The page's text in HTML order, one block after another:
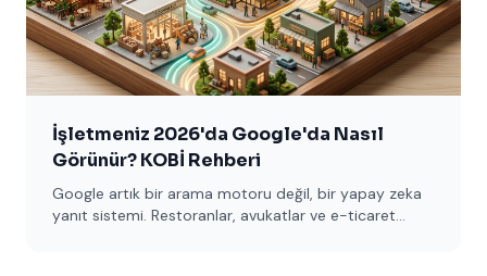
İşletmeniz 2026'da Google'da Nasıl
Görünür? KOBİ Rehberi
Google artık bir arama motoru değil, bir yapay zeka
yanıt sistemi. Restoranlar, avukatlar ve e-ticaret